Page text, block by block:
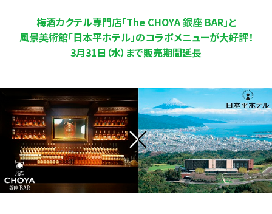
梅酒カクテル専門店「The CHOYA 銀座 BAR」と
風景美術館「日本平ホテル」のコラボメニューが大好評！
3月31日（水）まで販売期間延長